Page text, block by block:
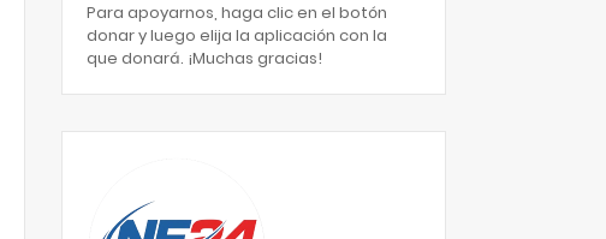
Para apoyarnos, haga clic en el botón
donar y luego elija la aplicación con la
que donará. ¡Muchas gracias!